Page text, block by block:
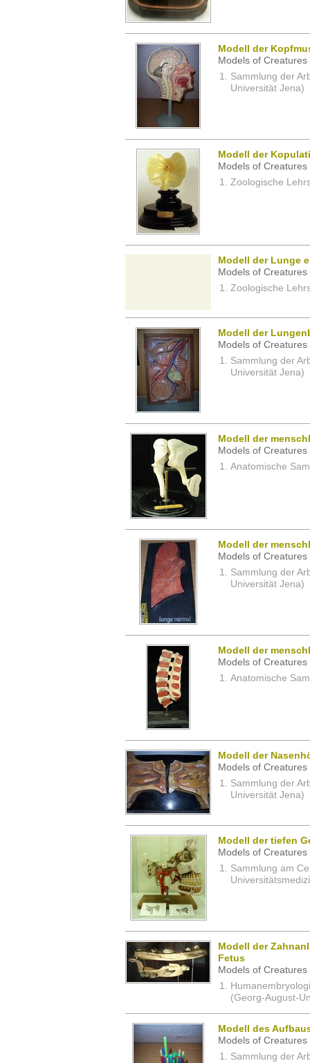
Modell der
Models of
Sammlung der
Universität Jena)
Modell der
Models of
Zoologische
Modell der Lunge
Models of
Zoologische
Modell der
Models of
Sammlung der
Universität Jena)
Modell der
Models of
Anatomische
Modell der
Models of
Sammlung der
Universität Jena)
Modell der
Models of
Anatomische
Modell der
Models of
Sammlung der
Universität Jena)
Modell der tiefen
Models of
Sammlung am
Modell der
Fetus
Models of
(Georg-August-
Modell des
Models of
Sammlung der